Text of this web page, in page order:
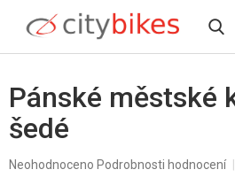
obsah
Pánské městské
šedé
Průměrné
Neohodnoceno Podrobnosti hodnocení